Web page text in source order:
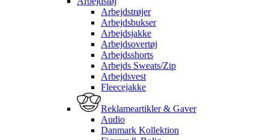
Arbejdstrøjer
Arbejdsbukser
Arbejdsjakke
Arbejdsovertøj
Arbejdsshorts
Arbejds Sweats/Zip
Arbejdsvest
Fleecejakke
Reklameartikler & Gaver
Audio
Danmark Kollektion